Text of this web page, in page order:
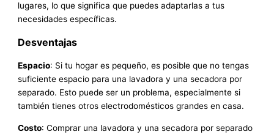
lugares, lo que significa que puedes adaptarlas a tus
necesidades específicas.
Desventajas
Espacio: Si tu hogar es pequeño, es posible que no tengas
suficiente espacio para una lavadora y una secadora por
separado. Esto puede ser un problema, especialmente si
también tienes otros electrodomésticos grandes en casa.
Costo: Comprar una lavadora y una secadora por separado